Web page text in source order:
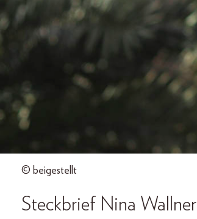
© beigestellt
Steckbrief Nina Wallner